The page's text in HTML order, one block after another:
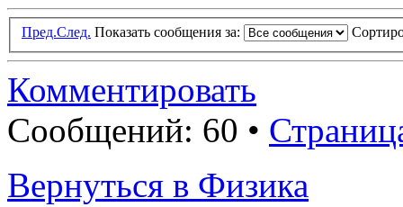
Пред.След. Показать сообщения за:
Комментировать
Сообщений: 60 •
Вернуться в Физика